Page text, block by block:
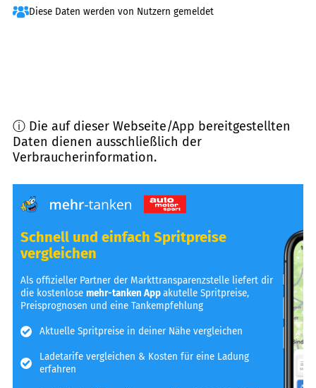
Diese Daten werden von Nutzern gemeldet
ⓘ Die auf dieser Webseite/App bereitgestellten
Daten dienen ausschließlich der
Verbraucherinformation.
Schnell und einfach Spritpreise
vergleichen
Als offizieller Partner der Markttransparenzstelle liefert dir
die kostenlosemehr-tanken Appakutelle Spritpreise,
Preisprognosen und eine Tankempfehlung
Aktuelle Spritpreise in deiner Nähe vergleichen
Ladetarife vergleichen & Kosten für eine Ladung
erfahren